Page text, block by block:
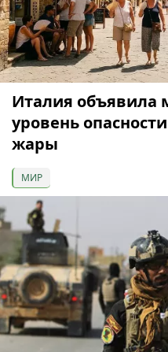
Италия объявила
уровень
жары
МИР